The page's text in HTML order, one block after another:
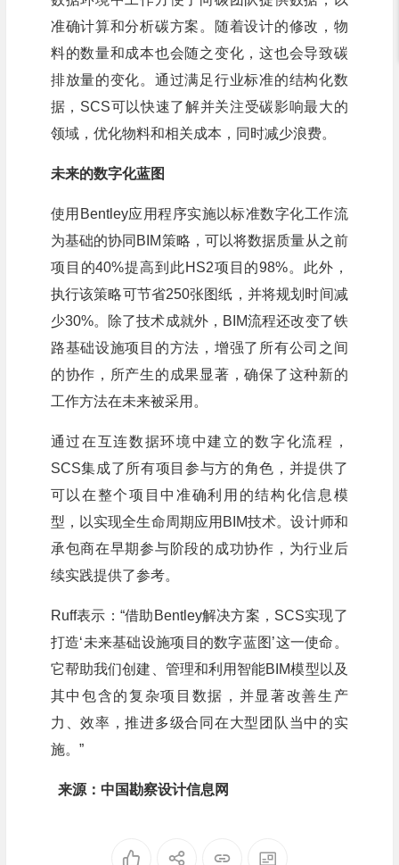
准确计算和分析碳方案。随着设计的修改，物
料的数量和成本也会随之变化，这也会导致碳
排放量的变化。通过满足行业标准的结构化数
据，SCS可以快速了解并关注受碳影响最大的
领域，优化物料和相关成本，同时减少浪费。
未来的数字化蓝图
使用Bentley应用程序实施以标准数字化工作流
为基础的协同BIM策略，可以将数据质量从之前
项目的40%提高到此HS2项目的98%。此外，
执行该策略可节省250张图纸，并将规划时间减
少30%。除了技术成就外，BIM流程还改变了铁
路基础设施项目的方法，增强了所有公司之间
的协作，所产生的成果显著，确保了这种新的
工作方法在未来被采用。
通过在互连数据环境中建立的数字化流程，
SCS集成了所有项目参与方的角色，并提供了
可以在整个项目中准确利用的结构化信息模
型，以实现全生命周期应用BIM技术。设计师和
承包商在早期参与阶段的成功协作，为行业后
续实践提供了参考。
Ruff表示：“借助Bentley解决方案，SCS实现了
打造‘未来基础设施项目的数字蓝图’这一使命。
它帮助我们创建、管理和利用智能BIM模型以及
其中包含的复杂项目数据，并显著改善生产
力、效率，推进多级合同在大型团队当中的实
施。”
来源：中国勘察设计信息网